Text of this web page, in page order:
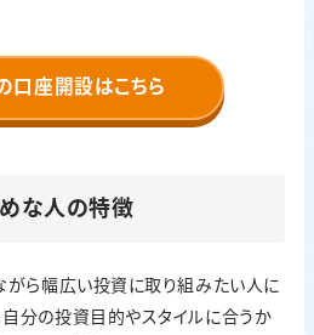
口座開設はこちら
な人の特徴
がら幅広い投資に取り組みたい人に
自分の投資目的やスタイルに合うか